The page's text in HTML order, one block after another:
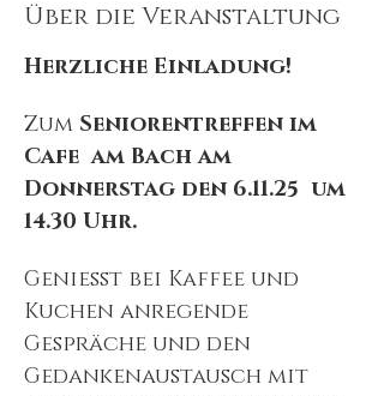
Über die Veranstaltung
Herzliche Einladung!
Zum Seniorentreffen im
Cafe  am Bach am
Donnerstag den 6.11.25  um
14.30 Uhr.
Genießt bei Kaffee und
Kuchen anregende
Gespräche und den
Gedankenaustausch mit